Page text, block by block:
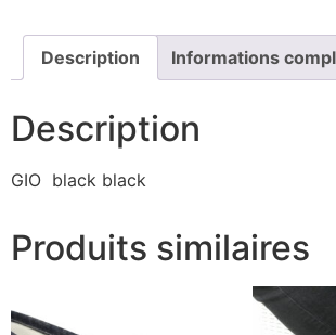
Description Informations
Description
GIO black black
Produits similaires